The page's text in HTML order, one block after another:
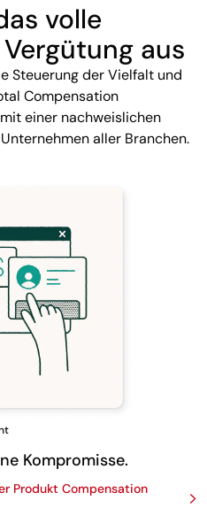
volle
aus
Steuerung der Vielfalt und
Compensation
einer nachweislichen
aller Branchen.
Kompromisse.
Produkt Compensation